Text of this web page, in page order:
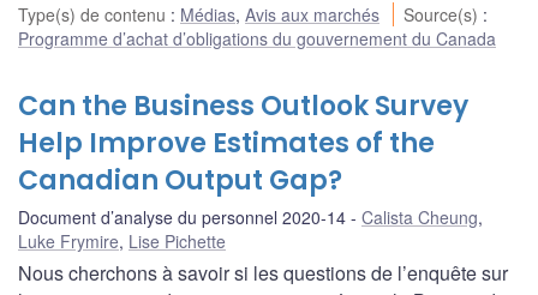
Type(s) de contenu : Médias, Avis aux marchés Source(s) :
Programme d’achat d’obligations du gouvernement du Canada
Can the Business Outlook Survey
Help Improve Estimates of the
Canadian Output Gap?
Document d’analyse du personnel 2020-14 Calista Cheung,
Luke Frymire, Lise Pichette
Nous cherchons à savoir si les questions de l’enquête sur